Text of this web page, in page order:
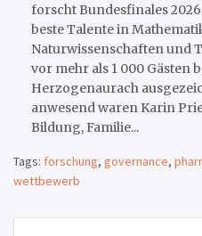
forscht Bundesfinales
beste Talente in
Naturwissenschaften und
vor mehr als 1 000 Gästen
Herzogenaurach
anwesend waren Karin
Bildung, Familie...
Tags: forschung, governance,
wettbewerb